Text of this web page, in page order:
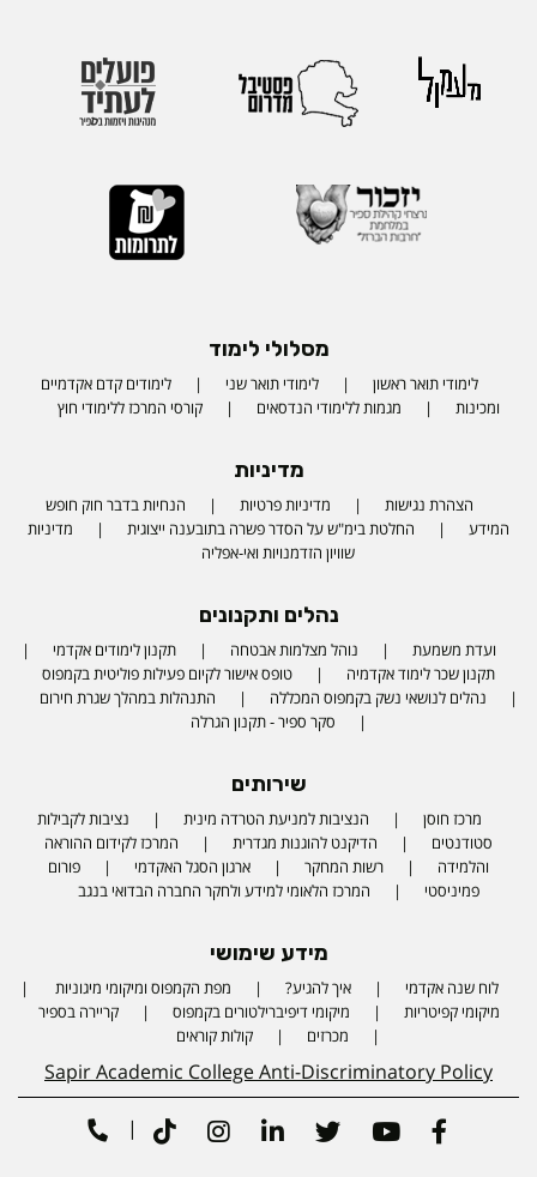
מסלולי לימוד
לימודי תואר ראשון לימודי תואר שני
לימודים קדם אקדמיים
ומכינות
מגמות ללימודי הנדסאים קורסי המרכז ללימודי חוץ
מדיניות
הצהרת נגישות מדיניות פרטיות
הנחיות בדבר חוק חופש
המידע
החלטת בימ"ש על הסדר פשרה בתובענה ייצוגית
מדיניות
שוויון הזדמנויות ואי-אפליה
נהלים ותקנונים
ועדת משמעת נוהל מצלמות אבטחה
תקנון לימודים אקדמי
תקנון שכר לימוד אקדמיה
טופס אישור לקיום פעילות פוליטית בקמפוס
נהלים לנושאי נשק בקמפוס המכללה
התנהלות במהלך שגרת חירום
סקר ספיר - תקנון הגרלה
שירותים
מרכז חוסן הנציבות למניעת הטרדה מינית
נציבות לקבילות
סטודנטים
הדיקנט להוגנות מגדרית
המרכז לקידום ההוראה
והלמידה
רשות המחקר ארגון הסגל האקדמי
פורום
פמיניסטי
המרכז הלאומי למידע ולחקר החברה הבדואי בנגב
מידע שימושי
לוח שנה אקדמי איך להגיע?
מפת הקמפוס ומיקומי מיגוניות
מיקומי קפיטריות
מיקומי דיפיברילטורים בקמפוס
קריירה בספיר
מכרזים
קולות קוראים
Sapir Academic College Anti-Discriminatory Policy
Facebook
Youtube
Twitter
Linkedin
Instagram
Tiktok
|
Phone number